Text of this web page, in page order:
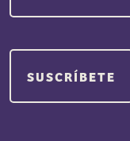
SUSCRÍBETE